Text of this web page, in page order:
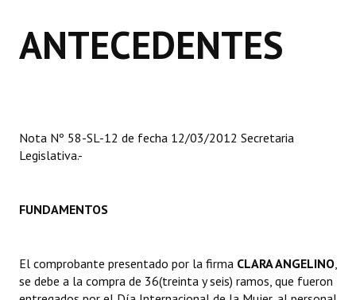
Constitución Provincial
Digesto
Informes de Gestión
Proyectos Presentados
ANTECEDENTES
Nota Nº 58-SL-12 de fecha 12/03/2012 Secretaria
Legislativa.-
FUNDAMENTOS
El comprobante presentado por la firma CLARA ANGELINO,
se debe a la compra de 36(treinta y seis) ramos, que fueron